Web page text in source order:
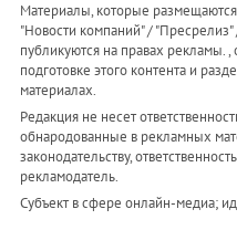
Материалы, которые
"Новости компаний" /
публикуются на правах рекламы. ,
подготовке этого контента и
материалах.
Редакция не несет
обнародованные в рекламных
законодательству,
рекламодатель.
Субъект в сфере онлайн-медиа;